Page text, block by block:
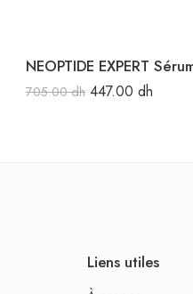
705.00dh 447.00 dh
Liens utiles